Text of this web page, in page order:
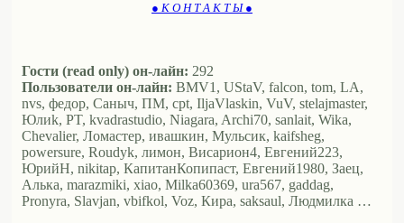
● К О Н Т А К Т Ы ●
Гости (read only) он-лайн: 292
Пользователи он-лайн: BMV1, UStaV, falcon, tom, LA,
nvs, федор, Саныч, ПМ, cpt, IljaVlaskin, VuV, stelajmaster,
Юлиk, PT, kvadrastudio, Niagara, Archi70, sanlait, Wika,
Chevalier, Ломастер, ивашкин, Мульсик, kaifsheg,
powersure, Roudyk, лимон, Висариoн4, Евгений223,
ЮрийН, nikitap, КапитанКопипаст, Евгений1980, Заец,
Алька, marazmiki, xiao, Milka60369, ura567, gaddag,
Pronyra, Slavjan, vbifkol, Voz, Кира, saksaul, Людмилка …